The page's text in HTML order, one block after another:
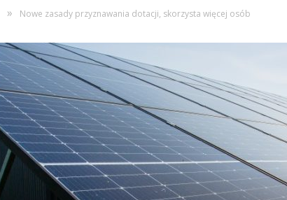
» Nowe zasady przyznawania dotacji, skorzysta więcej osób